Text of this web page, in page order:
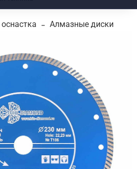
Алмазные диски